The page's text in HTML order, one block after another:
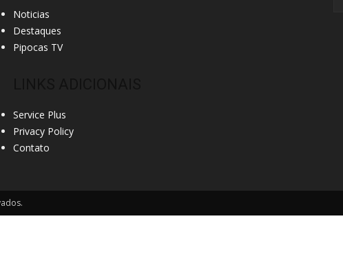
Noticias
Destaques
Pipocas TV
Service Plus
Privacy Policy
Contato